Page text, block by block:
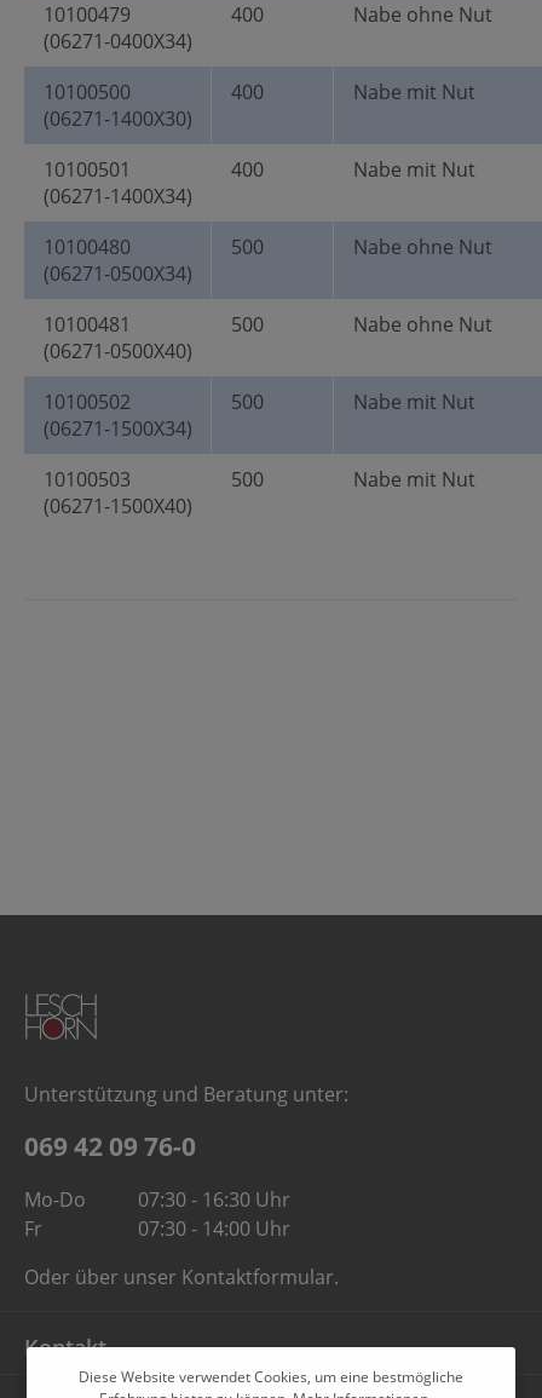
10100479
(06271-0400X34)
400 Nabe ohne Nut
10100500
(06271-1400X30)
400 Nabe mit Nut
10100501
(06271-1400X34)
400 Nabe mit Nut
10100480
(06271-0500X34)
500 Nabe ohne Nut
10100481
(06271-0500X40)
500 Nabe ohne Nut
10100502
(06271-1500X34)
500 Nabe mit Nut
10100503
(06271-1500X40)
500 Nabe mit Nut
Unterstützung und Beratung unter:
069 42 09 76-0
Mo-Do
07:30 - 16:30 Uhr
Fr
07:30 - 14:00 Uhr
Oder über unser Kontaktformular.
Kontakt
Diese Website verwendet Cookies, um eine bestmögliche